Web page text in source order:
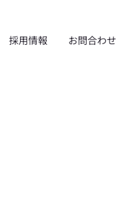
採用情報 お問合わせ